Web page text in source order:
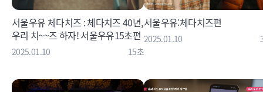
서울우유 체다치즈 : 체다치즈 40년,
우리 치~~즈 하자! 서울우유15초편
2025.01.10 15초
서울우유:체다치즈편
2025.01.10